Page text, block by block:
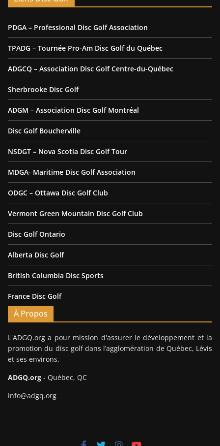
PDGA – Professional Disc Golf Association
TPADG – Tournée Pro-Am Disc Golf du Québec
ADGCQ – Association Disc Golf Centre-du-Québec
Sherbrooke Disc Golf
ADGM – Association Disc Golf Montréal
Disc Golf Boucherville
NSDGT – Nova Scotia Disc Golf Tour
MDGA- Maritime Disc Golf Association
ODGC – Ottawa Disc Golf Club
Vermont Green Mountain Disc Golf Club
Disc Golf Ontario
Alberta Disc Golf
British Columbia Disc Sports
France Disc Golf
À Propos
L'ADGQ.org a pour mission d'assurer le développement et la
promotion du disc golf dans l’agglomération de Québec, Lévis
et ses environs.
ADGQ.org - Québec, QC
info@adgq.org